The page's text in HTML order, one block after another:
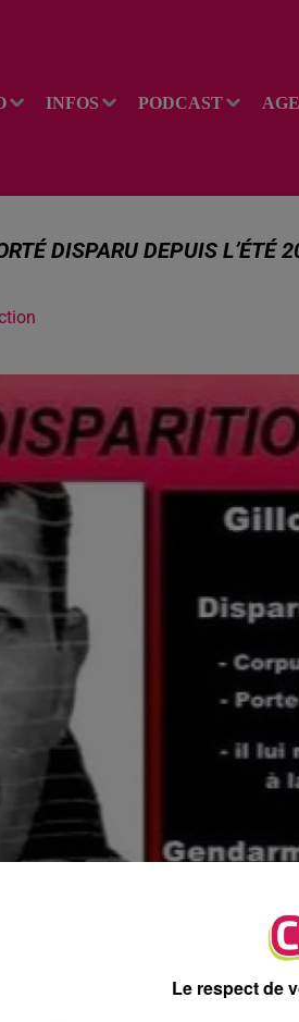
INFOS PODCAST
DISPARU DEPUIS L’ÉTÉ
Les
Le respect de